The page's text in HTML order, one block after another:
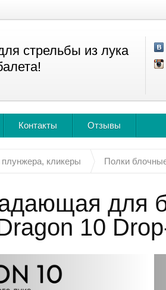
стрельбы из лука
Контакты Отзывы
кликеры Полки
для
10